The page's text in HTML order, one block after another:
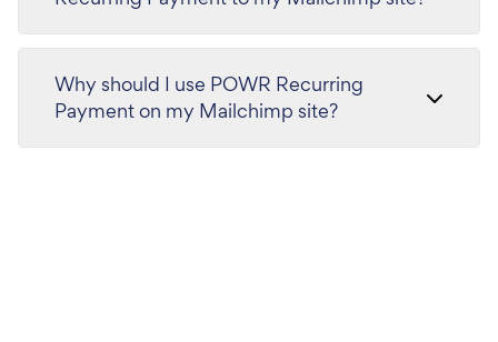
Why should I use POWR Recurring
Payment on my Mailchimp site?